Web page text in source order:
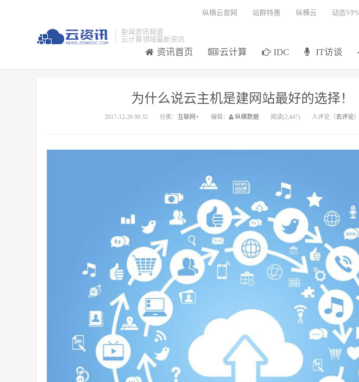
新闻资讯频道
云计算领域最新资讯
资讯首页 云计算 IDC IT访谈
纵横云官网 站群特惠 纵横云 动态VPS
为什么说云主机是建网站最好的选择！
2017-12-26 09:32 分类： 互联网+ 编辑： 纵横数据 阅读(2,447) 人评论（去评论）